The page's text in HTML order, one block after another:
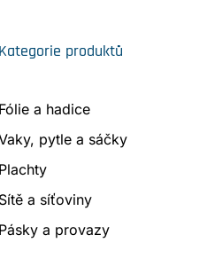
Kategorie produktů
Fólie a hadice
pytle a sáčky
Plachty
Sítě a síťoviny
Pásky a provazy